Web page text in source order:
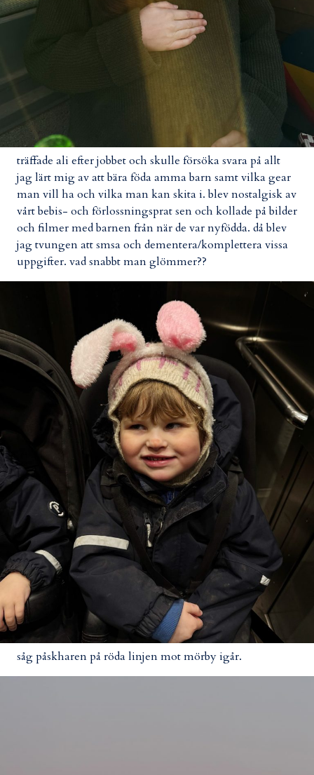
träffade ali efter jobbet och skulle försöka svara på allt
jag lärt mig av att bära föda amma barn samt vilka gear
man vill ha och vilka man kan skita i. blev nostalgisk av
vårt bebis- och förlossningsprat sen och kollade på bilder
och filmer med barnen från när de var nyfödda. då blev
jag tvungen att smsa och dementera/komplettera vissa
uppgifter. vad snabbt man glömmer??
såg påskharen på röda linjen mot mörby igår.